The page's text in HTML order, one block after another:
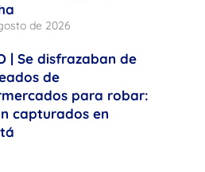
de 2026
| Se disfrazaban de
de
para robar:
capturados en